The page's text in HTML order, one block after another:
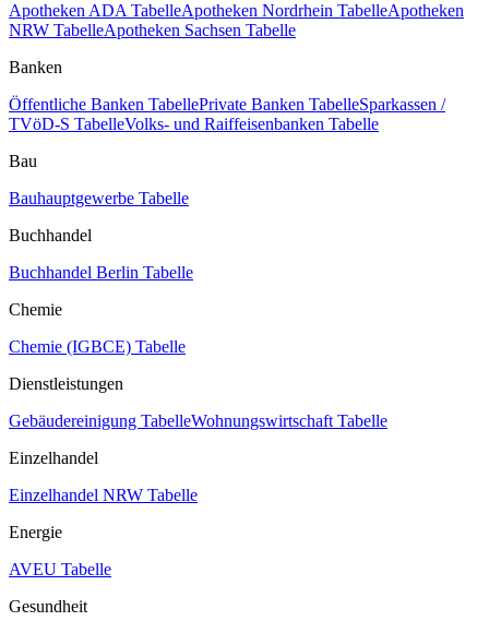
Apotheken ADA TabelleApotheken Nordrhein TabelleApotheken
NRW TabelleApotheken Sachsen Tabelle
Banken
Öffentliche Banken TabellePrivate Banken TabelleSparkassen /
TVöD-S TabelleVolks- und Raiffeisenbanken Tabelle
Bau
Bauhauptgewerbe Tabelle
Buchhandel
Buchhandel Berlin Tabelle
Chemie
Chemie (IGBCE) Tabelle
Dienstleistungen
Gebäudereinigung TabelleWohnungswirtschaft Tabelle
Einzelhandel
Einzelhandel NRW Tabelle
Energie
AVEU Tabelle
Gesundheit